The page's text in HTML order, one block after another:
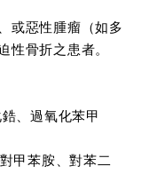
或惡性腫瘤（如多
性骨折之患者。
、過氧化苯甲
甲苯胺、對苯二